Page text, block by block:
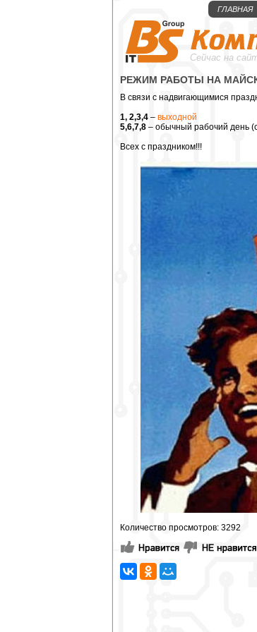
ГЛАВНАЯ
Сейчас на
РЕЖИМ РАБОТЫ НА
В связи с надвигающимися
1, 2,3,4 – выходной
5,6,7,8 – обычный рабочий день
Всех с праздником!!!
Количество просмотров: 3292